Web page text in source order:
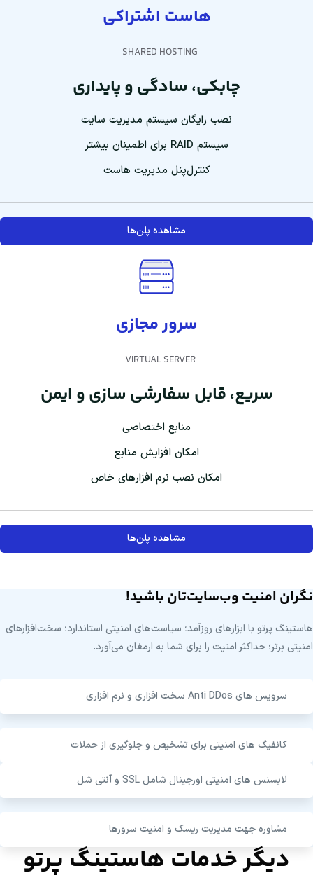
هاست اشتراکی
SHARED HOSTING
چابکی، سادگی و پایداری
نصب رایگان سیستم مدیریت سایت
سیستم RAID برای اطمینان بیشتر
کنترل‌پنل مدیریت هاست
مشاهده پلن‌ها
سرور مجازی
VIRTUAL SERVER
سریع، قابل سفارشی سازی و ایمن
منابع اختصاصی
امکان افزایش منابع
امکان نصب نرم افزارهای خاص
مشاهده پلن‌ها
نگران امنیت وب‌سایت‌تان باشید!
هاستینگ پرتو با ابزارهای روزآمد؛ سیاست‌های امنیتی استاندارد؛ سخت‌افزارهای
امنیتی برتر؛ حداکثر امنیت را برای شما به ارمغان می‌آورد.
سرویس های Anti DDos سخت افزاری و نرم افزاری
کانفیگ های امنیتی برای تشخیص و جلوگیری از حملات
لایسنس های امنیتی اورجینال شامل SSL و آنتی شل
مشاوره جهت مدیریت ریسک و امنیت سرورها
دیگر خدمات هاستینگ پرتو